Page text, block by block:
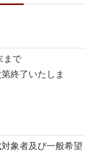
まで
終了いたしま
象者及び一般希望